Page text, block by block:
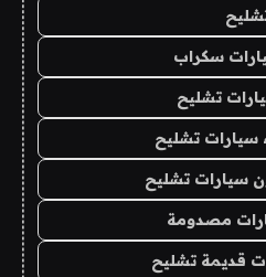
سكراب
تشليح
سيارات تشليح
سيارات تشليح
مصدومة
قديمة تشليح